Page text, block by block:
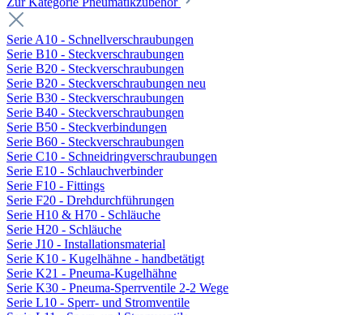
Serie A10 - Schnellverschraubungen
Serie B10 - Steckverschraubungen
Serie B20 - Steckverschraubungen
Serie B20 - Steckverschraubungen neu
Serie B30 - Steckverschraubungen
Serie B40 - Steckverschraubungen
Serie B50 - Steckverbindungen
Serie B60 - Steckverschraubungen
Serie C10 - Schneidringverschraubungen
Serie E10 - Schlauchverbinder
Serie F10 - Fittings
Serie F20 - Drehdurchführungen
Serie H10 & H70 - Schläuche
Serie H20 - Schläuche
Serie J10 - Installationsmaterial
Serie K10 - Kugelhähne - handbetätigt
Serie K21 - Pneuma-Kugelhähne
Serie K30 - Pneuma-Sperrventile 2-2 Wege
Serie L10 - Sperr- und Stromventile